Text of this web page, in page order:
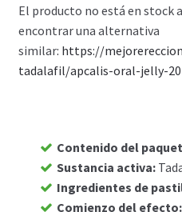
Carrito
Condiciones
Formas de envío
Formas de pago
El producto no está en stock
encontrar una alternativa
similar: https://
tadalafil/apcalis-oral-jelly-
Contenido del
Sustancia activa:
Ingredientes de
Comienzo del efecto: